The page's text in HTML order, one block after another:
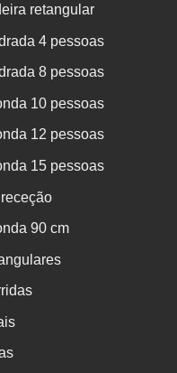
retangular
4 pessoas
8 pessoas
10 pessoas
12 pessoas
15 pessoas
90 cm